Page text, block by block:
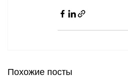
Похожие посты